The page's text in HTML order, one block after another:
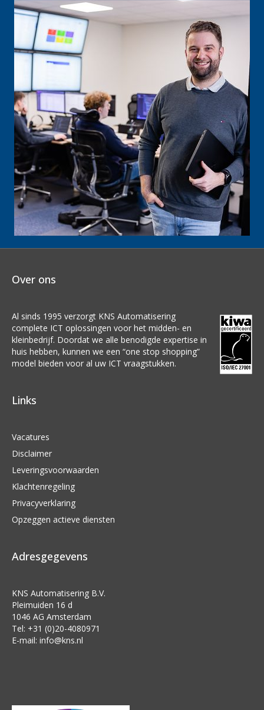
Over ons
Al sinds 1995 verzorgt KNS Automatisering
complete ICT oplossingen voor het midden- en
kleinbedrijf. Doordat we alle benodigde expertise in
huis hebben, kunnen we een “one stop shopping”
model bieden voor al uw ICT vraagstukken.
Links
Vacatures
Disclaimer
Leveringsvoorwaarden
Klachtenregeling
Privacyverklaring
Opzeggen actieve diensten
Adresgegevens
KNS Automatisering B.V.
Pleimuiden 16 d
1046 AG Amsterdam
Tel: +31 (0)20-4080971
E-mail: info@kns.nl